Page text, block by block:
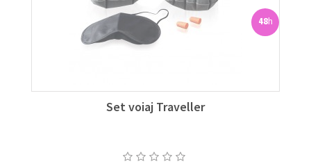
48h
Set voiaj Traveller